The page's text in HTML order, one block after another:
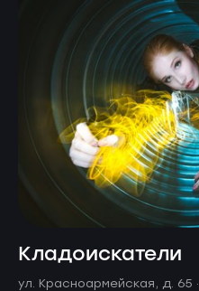
Кладоискатели
ул. Красноармейская, д. 65 ·